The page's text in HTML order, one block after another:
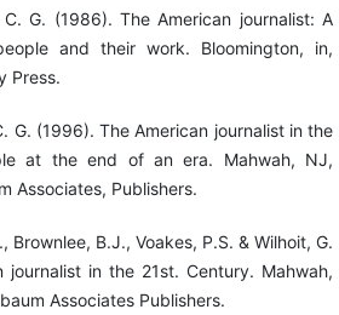
G. (1986). The American journalist: A
and their work. Bloomington, in,
Press.
G. (1996). The American journalist in the
at the end of an era. Mahwah, NJ,
Associates, Publishers.
Brownlee, B.J., Voakes, P.S. & Wilhoit, G.
journalist in the 21st. Century. Mahwah,
Associates Publishers.